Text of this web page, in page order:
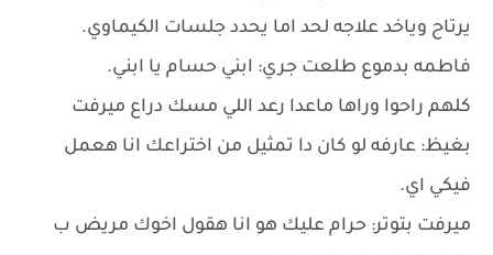
يرتاح وياخد علاجه لحد اما يحدد جلسات الكيماوي.
فاطمه بدموع طلعت جري: ابني حسام يا ابني.
كلهم راحوا وراها ماعدا رعد اللي مسك دراع ميرفت
بغيظ: عارفه لو كان دا تمثيل من اختراعك انا هعمل
فيكي اي.
ميرفت بتوتر: حرام عليك هو انا هقول اخوك مريض ب